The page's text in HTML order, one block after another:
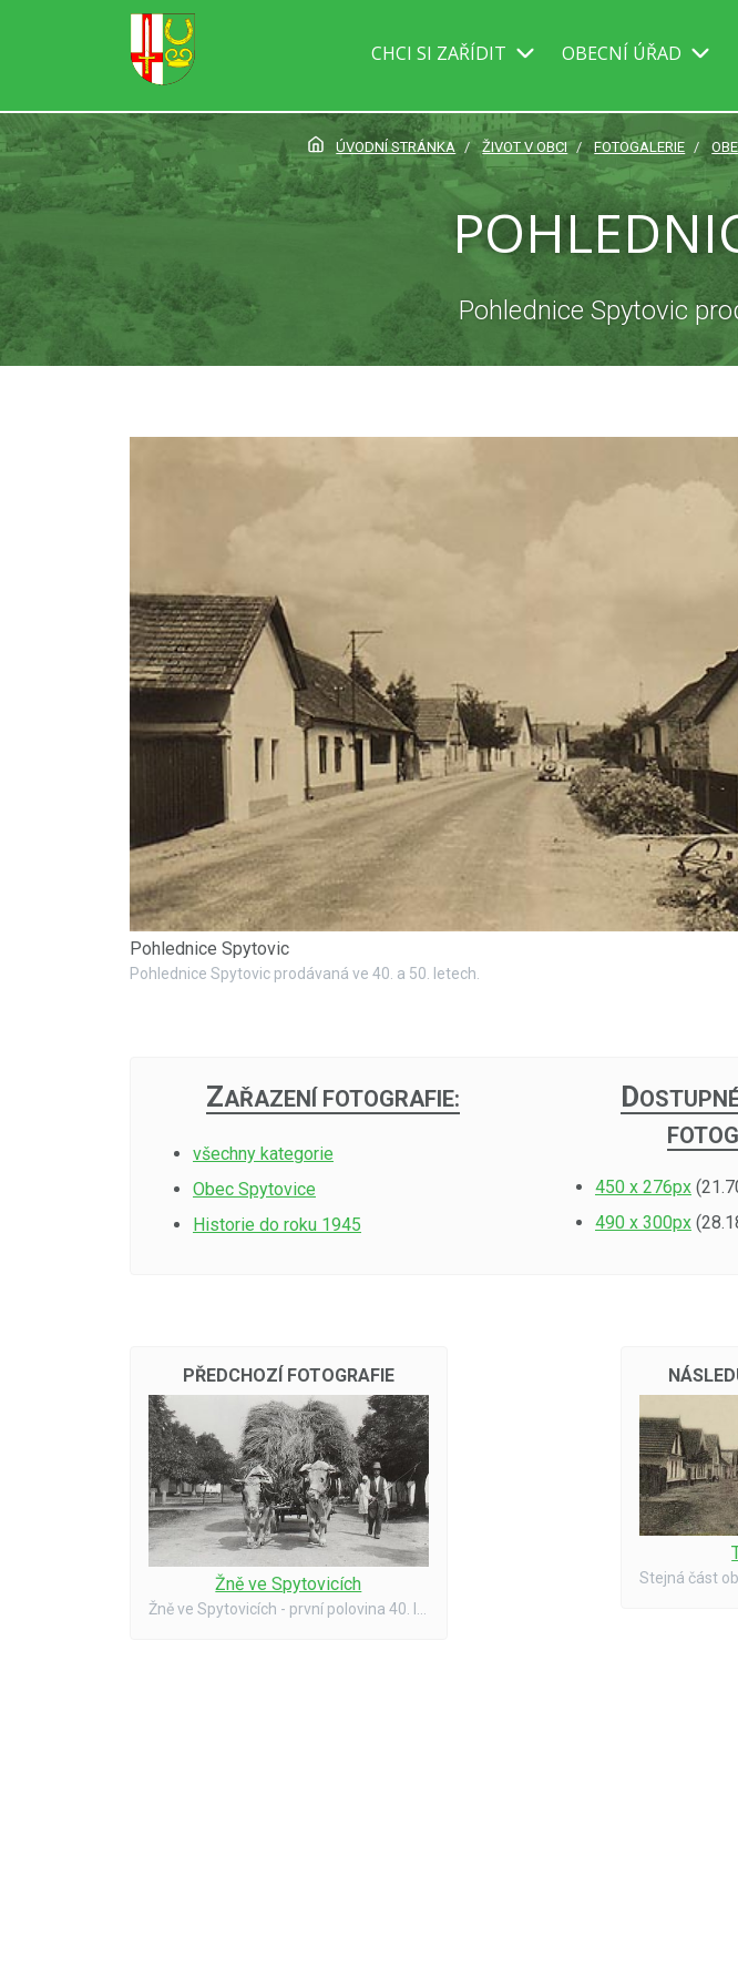
CHCI SI ZAŘÍDIT OBECNÍ ÚŘAD
ÚVODNÍ STRÁNKA ŽIVOT V OBCI FOTOGALERIE
Pohlednice Spytovic
Pohlednice Spytovic
Pohlednice Spytovic prodávaná ve 40. a 50. letech.
ZAŘAZENÍ FOTOGRAFIE:
všechny kategorie
Obec Spytovice
Historie do roku 1945
D
450 x 276px
490 x 300px
PŘEDCHOZÍ FOTOGRAFIE
Žně ve Spytovicích
Žně ve Spytovicích - první polovina 40. let.